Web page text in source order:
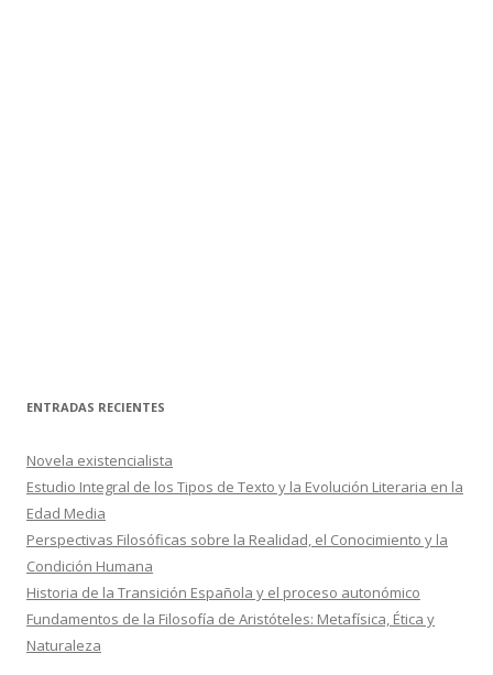
ENTRADAS RECIENTES
Novela existencialista
Estudio Integral de los Tipos de Texto y la Evolución Literaria en la
Edad Media
Perspectivas Filosóficas sobre la Realidad, el Conocimiento y la
Condición Humana
Historia de la Transición Española y el proceso autonómico
Fundamentos de la Filosofía de Aristóteles: Metafísica, Ética y
Naturaleza